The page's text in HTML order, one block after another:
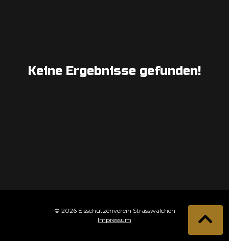
Keine Ergebnisse gefunden!
© 2026 Eisschützenverein Strasswalchen
Impressum